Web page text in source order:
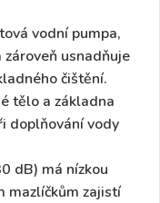
vodní pumpa,
usnadňuje
čištění.
tělo a základna
doplňování vody
dB) má nízkou
mazlíčkům zajistí